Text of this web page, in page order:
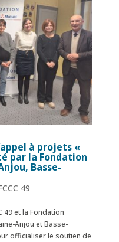
à projets «
par la Fondation
Basse-
49
49 et la Fondation
Anjou et Basse-
officialiser le soutien de